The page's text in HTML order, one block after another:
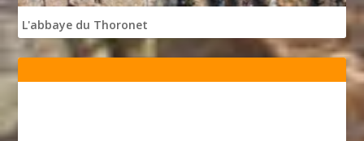
L'abbaye du Thoronet